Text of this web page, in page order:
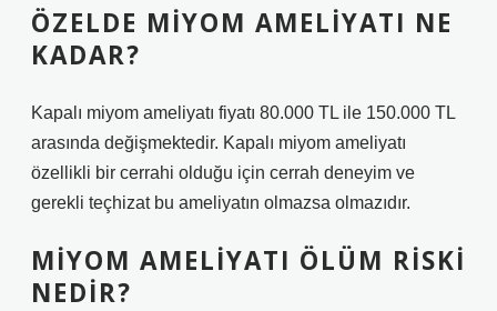
ÖZELDE MIYOM AMELIYATI NE
KADAR?
Kapalı miyom ameliyatı fiyatı 80.000 TL ile 150.000 TL
arasında değişmektedir. Kapalı miyom ameliyatı
özellikli bir cerrahi olduğu için cerrah deneyim ve
gerekli teçhizat bu ameliyatın olmazsa olmazıdır.
MIYOM AMELIYATI ÖLÜM RISKI
NEDIR?